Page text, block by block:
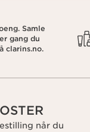
Samle
gang du
clarins.no.
når du